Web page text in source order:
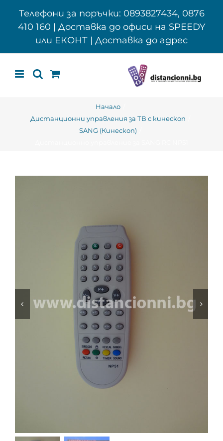
Телефони за поръчки: 0893827434, 0876
410 160 | Доставка до офиси на SPEEDY
или ЕКОНТ | Доставка до адрес
Начало
Дистанционни управления за ТВ с кинескоп
SANG (Кинескоп)